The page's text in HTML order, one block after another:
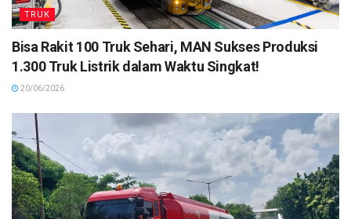
TRUK
Bisa Rakit 100 Truk Sehari, MAN Sukses Produksi
1.300 Truk Listrik dalam Waktu Singkat!
20/06/2026